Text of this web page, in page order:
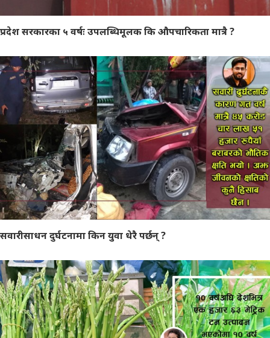
प्रदेश सरकारका ५ वर्षः उपलब्धिमूलक कि औपचारिकता मात्रै ?
सवारीसाधन दुर्घटनामा किन युवा धेरै पर्छन् ?